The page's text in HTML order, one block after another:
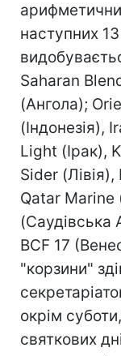
наступних
Saharan
(Ангола);
(Індонезія),
Light (Ірак),
Sider
Qatar Marine
(Саудівська
BCF 17
"корзини"
окрім
святкових